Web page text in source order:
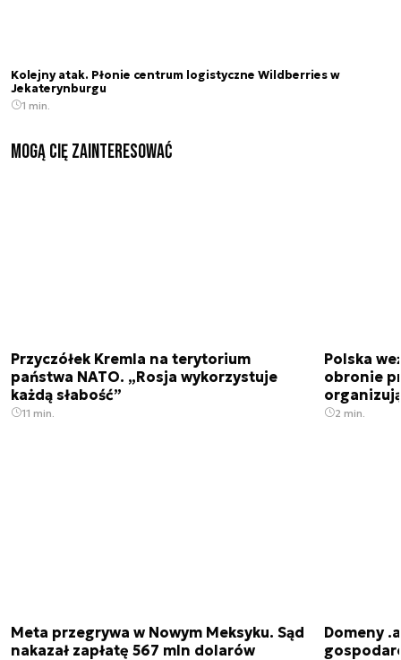
Kolejny atak. Płonie centrum logistyczne Wildberries w
Jekaterynburgu
1 min.
Mogą Cię zainteresować
Przyczółek Kremla na terytorium
państwa NATO. „Rosja wykorzystuje
każdą słabość”
11 min.
Polska
obronie
2 min.
Meta przegrywa w Nowym Meksyku. Sąd
nakazał zapłatę 567 mln dolarów
Domeny